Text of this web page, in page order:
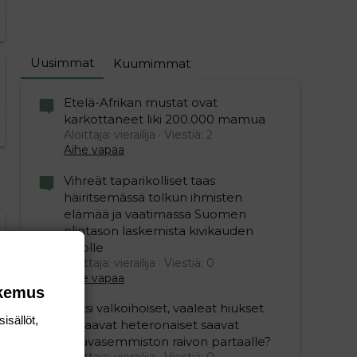
Uusimmat Kuumimmat
Etelä-Afrikan mustat ovat
karkottaneet liki 200.000 mamua
Aloittaja: vierailija
Viestiä: 2
Aihe vapaa
Vihreät taparikolliset taas
häiritsemässä tolkun ihmisten
elämää ja vaatimassa Suomen
elintason laskemista kivikauden
tasolle
Aloittaja: vierailija
Viestiä: 0
Aihe vapaa
Miksi valkoihoiset, vaaleat hiukset
omaavat heteronaiset saavat
vihavasemmiston raivon partaalle?